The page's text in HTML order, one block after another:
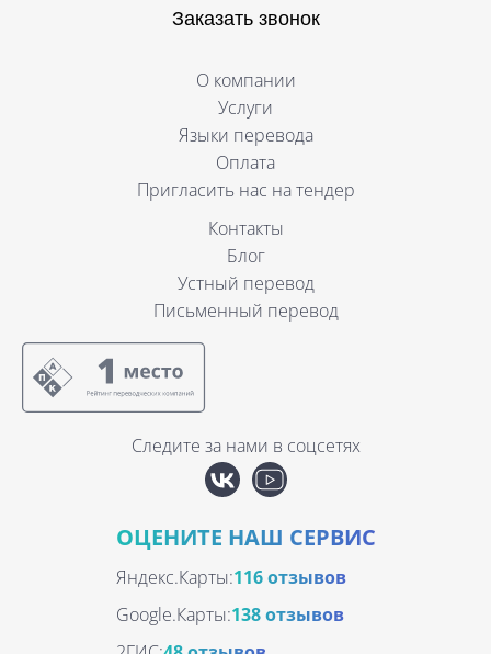
Заказать звонок
О компании
Услуги
Языки перевода
Оплата
Пригласить нас на тендер
Контакты
Блог
Устный перевод
Письменный перевод
Следите за нами в соцсетях
ОЦЕНИТЕ НАШ СЕРВИС
Яндекс.Карты:116 отзывов
Google.Карты:138 отзывов